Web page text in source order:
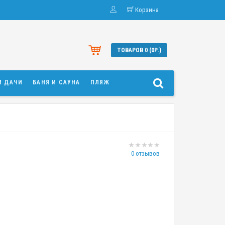
Корзина
ТОВАРОВ 0 (0Р.)
ДАЧИ БАНЯ И САУНА ПЛЯЖ
0 отзывов